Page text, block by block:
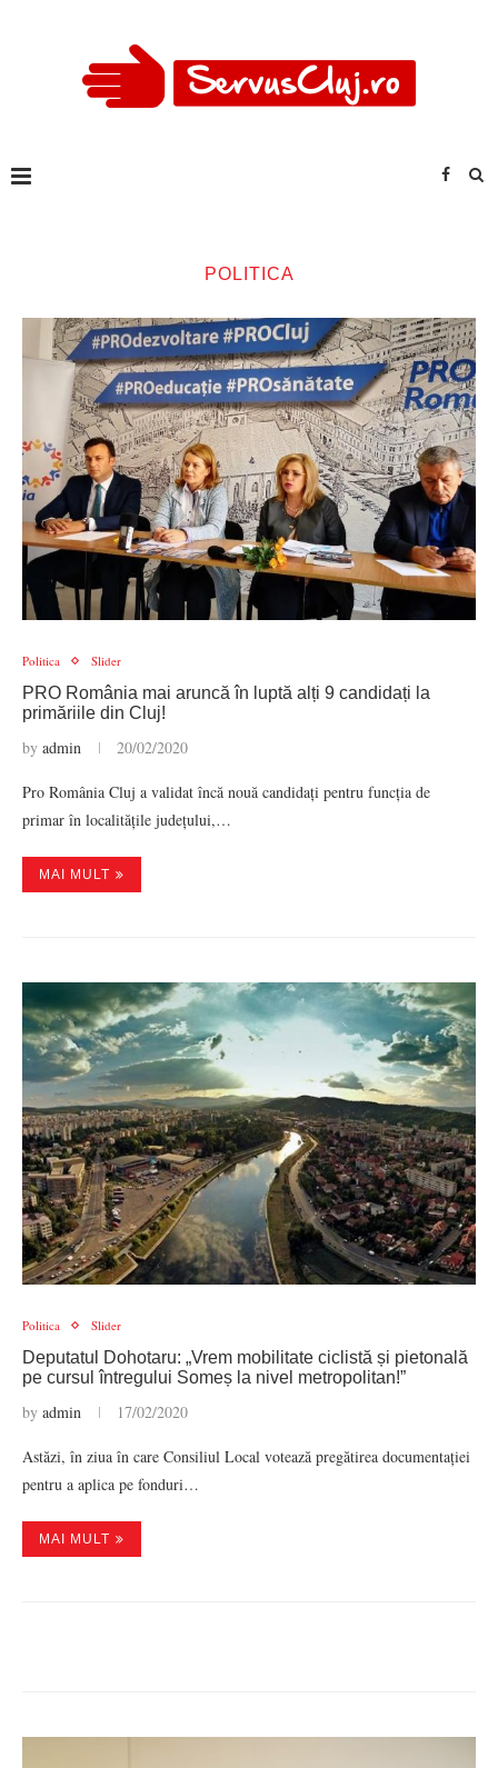
POLITICA
Politica Slider
PRO România mai aruncă în luptă alți 9 candidați la
primăriile din Cluj!
by admin 20/02/2020
Pro România Cluj a validat încă nouă candidați pentru funcția de
primar în localitățile județului,…
MAI MULT
Politica Slider
Deputatul Dohotaru: „Vrem mobilitate ciclistă și pietonală
pe cursul întregului Someș la nivel metropolitan!”
by admin 17/02/2020
Astăzi, în ziua în care Consiliul Local votează pregătirea documentației
pentru a aplica pe fonduri…
MAI MULT